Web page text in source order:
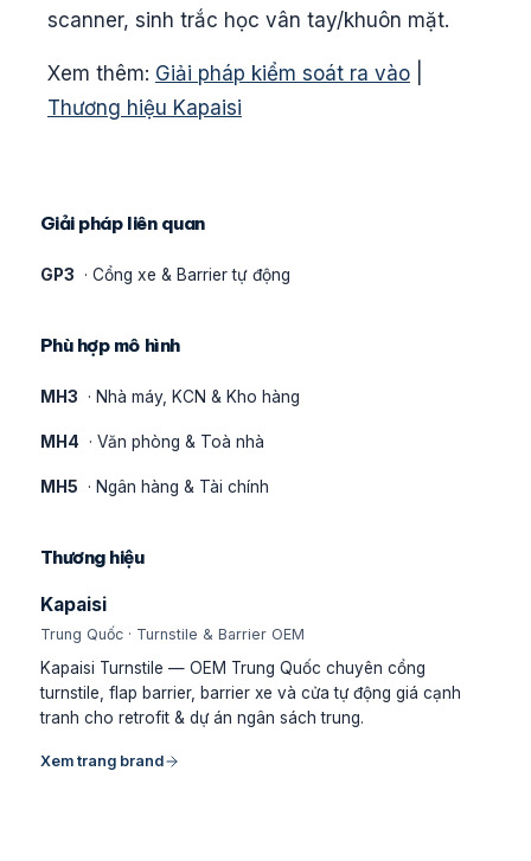
scanner, sinh trắc học vân tay/khuôn mặt.
Xem thêm: Giải pháp kiểm soát ra vào
Thương hiệu Kapaisi
Giải pháp liên quan
GP3 · Cổng xe & Barrier tự động
Phù hợp mô hình
MH3 · Nhà máy, KCN & Kho hàng
MH4 · Văn phòng & Toà nhà
MH5 · Ngân hàng & Tài chính
Thương hiệu
Kapaisi
Trung Quốc · Turnstile & Barrier OEM
Kapaisi Turnstile — OEM Trung Quốc chuyên cổng
turnstile, flap barrier, barrier xe và cửa tự động giá cạnh
tranh cho retrofit & dự án ngân sách trung.
Xem trang brand